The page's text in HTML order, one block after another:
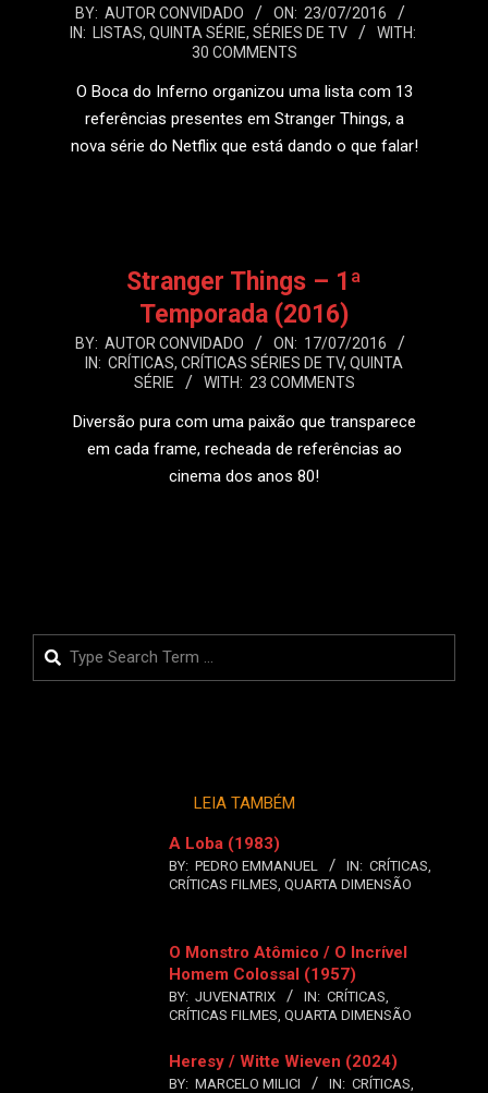
2016-
07-
BY: AUTOR CONVIDADO ON: 23/07/2016
IN:
LISTAS, QUINTA SÉRIE, SÉRIES DE TV
WITH:
30 COMMENTS
O Boca do Inferno organizou uma lista com 13
referências presentes em Stranger Things, a
nova série do Netflix que está dando o que falar!
Stranger Things – 1ª
Temporada (2016)
2016-
07-
BY: AUTOR CONVIDADO ON: 17/07/2016
IN: CRÍTICAS, CRÍTICAS SÉRIES DE TV, QUINTA
SÉRIE
WITH: 23 COMMENTS
Diversão pura com uma paixão que transparece
em cada frame, recheada de referências ao
cinema dos anos 80!
Search
LEIA TAMBÉM
A Loba (1983)
BY: PEDRO EMMANUEL IN: CRÍTICAS,
CRÍTICAS FILMES, QUARTA DIMENSÃO
O Monstro Atômico / O Incrível
Homem Colossal (1957)
BY: JUVENATRIX IN: CRÍTICAS,
CRÍTICAS FILMES, QUARTA DIMENSÃO
Heresy / Witte Wieven (2024)
BY: MARCELO MILICI IN: CRÍTICAS,